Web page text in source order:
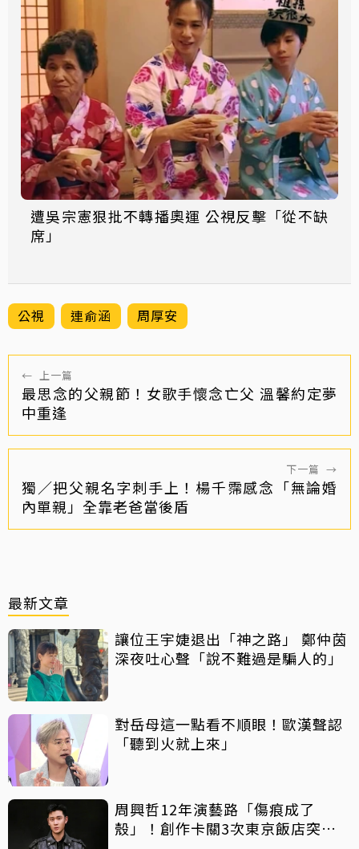
遭吳宗憲狠批不轉播奧運 公視反擊「從不缺
席」
公視 連俞涵 周厚安
← 上一篇
最思念的父親節！女歌手懷念亡父 溫馨約定夢
中重逢
下一篇 →
獨／把父親名字刺手上！楊千霈感念「無論婚
內單親」全靠老爸當後盾
最新文章
讓位王宇婕退出「神之路」 鄭仲茵
深夜吐心聲「說不難過是騙人的」
對岳母這一點看不順眼！歐漢聲認
「聽到火就上來」
周興哲12年演藝路「傷痕成了
殼」！創作卡關3次東京飯店突找